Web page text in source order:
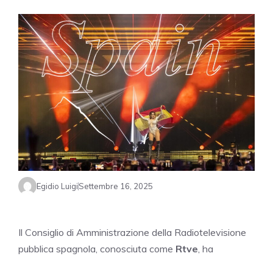
Egidio LuigiSettembre 16, 2025
Il Consiglio di Amministrazione della Radiotelevisione
pubblica spagnola, conosciuta come Rtve, ha